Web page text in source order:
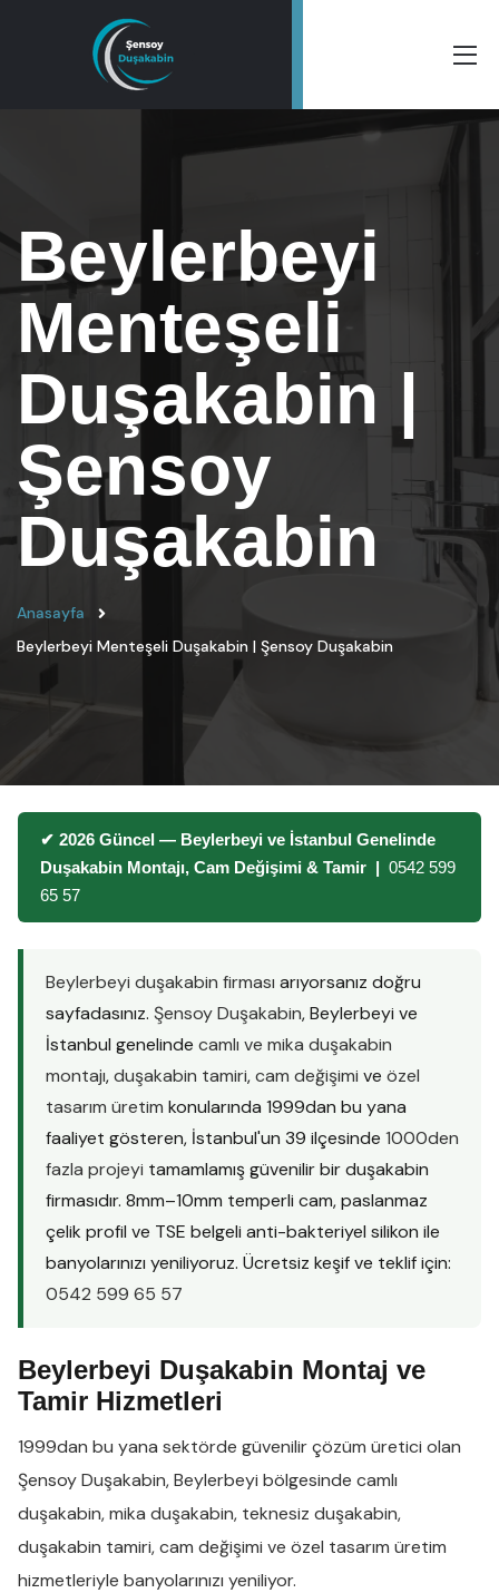
Beylerbeyi
Menteşeli
Duşakabin |
Şensoy
Duşakabin
Anasayfa
Beylerbeyi Menteşeli Duşakabin | Şensoy Duşakabin
✔ 2026 Güncel — Beylerbeyi ve İstanbul Genelinde
Duşakabin Montajı, Cam Değişimi & Tamir | 0542 599
65 57
Beylerbeyi duşakabin firması arıyorsanız doğru
sayfadasınız. Şensoy Duşakabin, Beylerbeyi ve
İstanbul genelinde camlı ve mika duşakabin
montajı,duşakabin tamiri,cam değişimi ve özel
tasarım üretim konularında 1999dan bu yana
faaliyet gösteren, İstanbul'un 39 ilçesinde 1000den
fazla projeyi tamamlamış güvenilir bir duşakabin
firmasıdır. 8mm–10mm temperli cam, paslanmaz
çelik profil ve TSE belgeli anti-bakteriyel silikon ile
banyolarınızı yeniliyoruz. Ücretsiz keşif ve teklif için:
0542 599 65 57
Beylerbeyi Duşakabin Montaj ve
Tamir Hizmetleri
1999dan bu yana sektörde güvenilir çözüm üretici olan
Şensoy Duşakabin,Beylerbeyi bölgesinde camlı
duşakabin,mika duşakabin, teknesiz duşakabin,
duşakabin tamiri,cam değişimi ve özel tasarım üretim
hizmetleriyle banyolarınızı yeniliyor.